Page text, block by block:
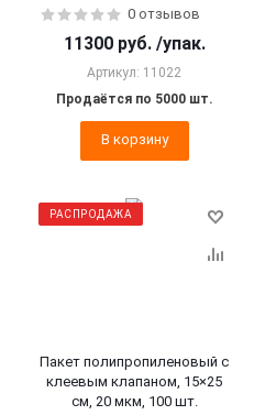
0 отзывов
11300 руб. /упак.
Артикул: 11022
Продаётся по 5000 шт.
В корзину
РАСПРОДАЖА
Пакет полипропиленовый с
клеевым клапаном, 15×25
см, 20 мкм, 100 шт.